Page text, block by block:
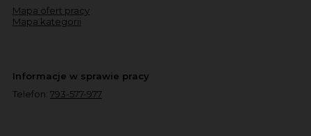
Mapa ofert pracy
Mapa kategorii
Informacje w sprawie pracy
Telefon: 793-577-977